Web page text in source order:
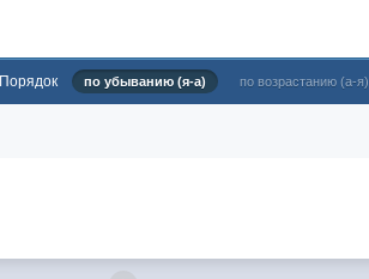
Порядок по убыванию (я-а) по возрастанию (а-я)